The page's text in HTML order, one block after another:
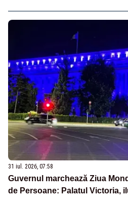
31 iul. 2026, 07:58
Guvernul marchează Ziua
de Persoane: Palatul Victoria,